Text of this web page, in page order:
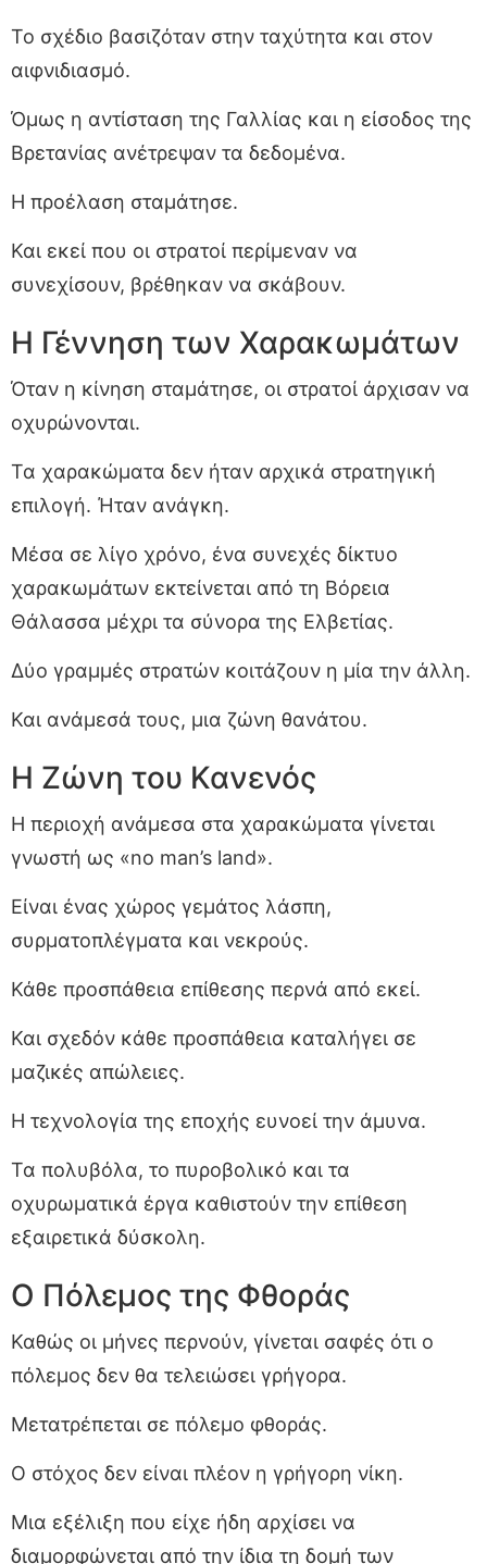
Το σχέδιο βασιζόταν στην ταχύτητα και στον
αιφνιδιασμό.
Όμως η αντίσταση της Γαλλίας και η είσοδος της
Βρετανίας ανέτρεψαν τα δεδομένα.
Η προέλαση σταμάτησε.
Και εκεί που οι στρατοί περίμεναν να
συνεχίσουν, βρέθηκαν να σκάβουν.
Η Γέννηση των Χαρακωμάτων
Όταν η κίνηση σταμάτησε, οι στρατοί άρχισαν να
οχυρώνονται.
Τα χαρακώματα δεν ήταν αρχικά στρατηγική
επιλογή. Ήταν ανάγκη.
Μέσα σε λίγο χρόνο, ένα συνεχές δίκτυο
χαρακωμάτων εκτείνεται από τη Βόρεια
Θάλασσα μέχρι τα σύνορα της Ελβετίας.
Δύο γραμμές στρατών κοιτάζουν η μία την άλλη.
Και ανάμεσά τους, μια ζώνη θανάτου.
Η Ζώνη του Κανενός
Η περιοχή ανάμεσα στα χαρακώματα γίνεται
γνωστή ως «no man’s land».
Είναι ένας χώρος γεμάτος λάσπη,
συρματοπλέγματα και νεκρούς.
Κάθε προσπάθεια επίθεσης περνά από εκεί.
Και σχεδόν κάθε προσπάθεια καταλήγει σε
μαζικές απώλειες.
Η τεχνολογία της εποχής ευνοεί την άμυνα.
Τα πολυβόλα, το πυροβολικό και τα
οχυρωματικά έργα καθιστούν την επίθεση
εξαιρετικά δύσκολη.
Ο Πόλεμος της Φθοράς
Καθώς οι μήνες περνούν, γίνεται σαφές ότι ο
πόλεμος δεν θα τελειώσει γρήγορα.
Μετατρέπεται σε πόλεμο φθοράς.
Ο στόχος δεν είναι πλέον η γρήγορη νίκη.
Μια εξέλιξη που είχε ήδη αρχίσει να
διαμορφώνεται από την ίδια τη δομή των